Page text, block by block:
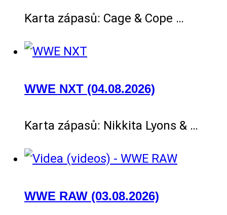
Karta zápasů: Cage & Cope …
WWE NXT (04.08.2026)
Karta zápasů: Nikkita Lyons & …
WWE RAW (03.08.2026)